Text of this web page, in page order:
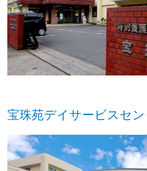
宝珠苑デイサービスセ